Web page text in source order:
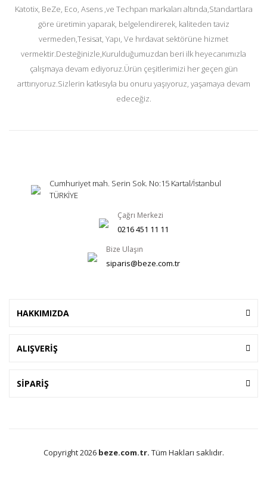
Katotix, BeZe, Eco, Asens ,ve Techpan markaları altında,Standartlara
göre üretimin yaparak, belgelendirerek, kaliteden taviz
vermeden,Tesisat, Yapı, Ve hırdavat sektörüne hizmet
vermektir.Desteğinizle,Kurulduğumuzdan beri ilk heyecanımızla
çalışmaya devam ediyoruz.Ürün çeşitlerimizi her geçen gün
arttırıyoruz.Sizlerin katkısıyla bu onuru yaşıyoruz, yaşamaya devam
edeceğiz.
Cumhuriyet mah. Serin Sok. No:15 Kartal/İstanbul
TÜRKİYE
Çağrı Merkezi
0216 451 11 11
Bize Ulaşın
siparis@beze.com.tr
HAKKIMIZDA
ALIŞVERİŞ
SİPARİŞ
Copyright 2026 beze.com.tr. Tüm Hakları saklıdır.